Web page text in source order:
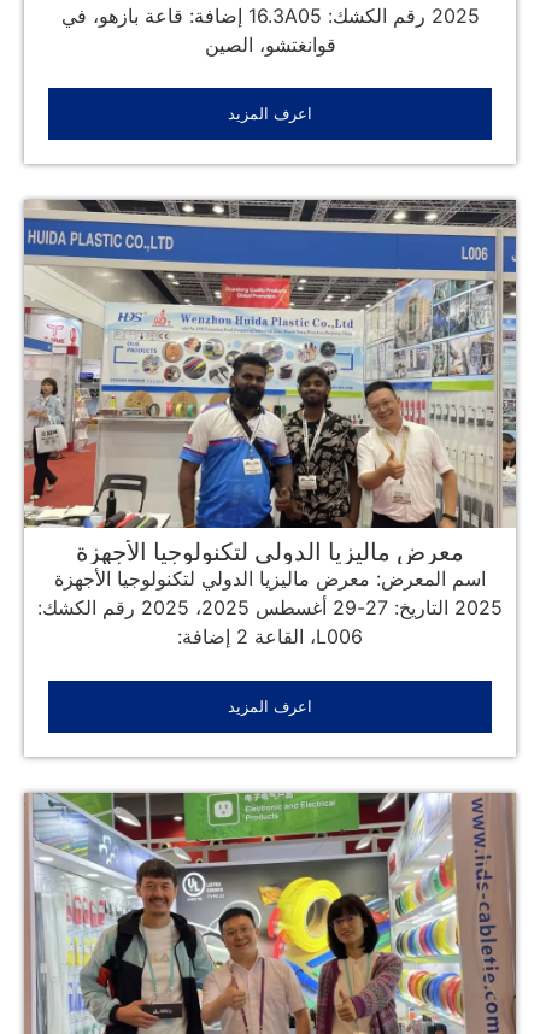
2025 رقم الكشك: 16.3A05 إضافة: قاعة بازهو، في
قوانغتشو، الصين
اعرف المزيد
معرض ماليزيا الدولي لتكنولوجيا الأجهزة
والمعدات 2025
اسم المعرض: معرض ماليزيا الدولي لتكنولوجيا الأجهزة
2025 التاريخ: 27-29 أغسطس 2025، 2025 رقم الكشك:
L006، القاعة 2 إضافة:
اعرف المزيد